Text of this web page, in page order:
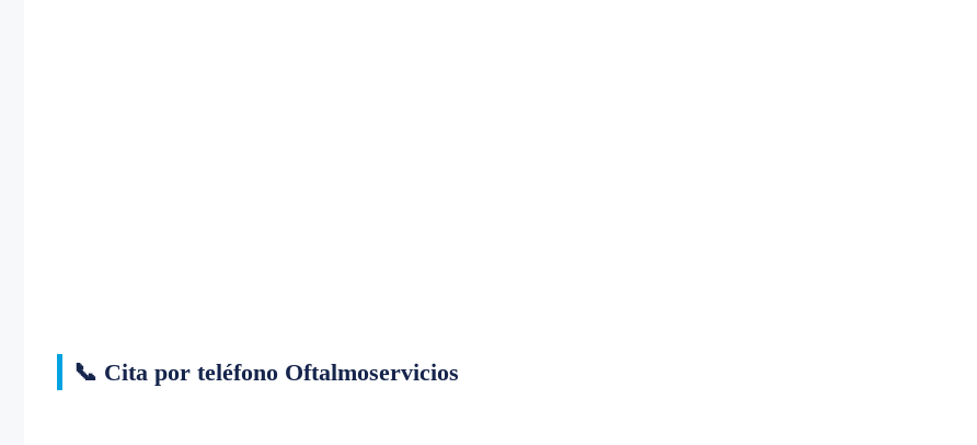
📞 Cita por teléfono Oftalmoservicios